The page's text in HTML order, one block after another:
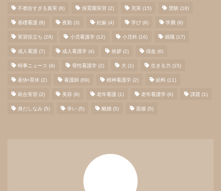
不都合すぎる真実 (8) 保育園実習 (2) 充実 (15) 受験 (18)
基礎看護 (8) 夜勤 (3) 妊娠 (4) 学び (8) 学費 (9)
実習役立ち (28) 小児看護学 (12) 小児科 (16) 就職 (17)
成人看護 (7) 成人看護学 (4) 挨拶 (2) 採血 (6)
時事ニュース (4) 母性看護学 (2) 犬 (1) 生きる力 (15)
産休•育休 (2) 看護師 (69) 精神看護学 (2) 給料 (11)
統合実習 (2) 美容 (9) 老年看護 (1) 老年看護学 (6) 課題 (1)
身だしなみ (5) 辛い (5) 離婚 (5) 面接 (5)